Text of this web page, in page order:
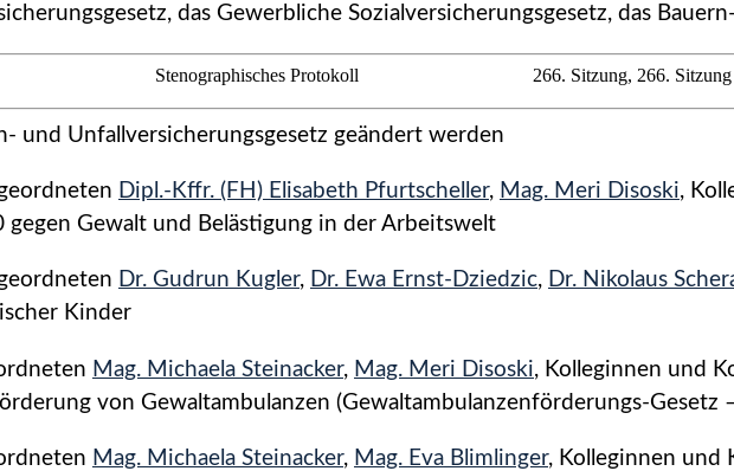
das Gewerbliche Sozialversicherungsgesetz, das Bauern-
Stenographisches Protokoll
266. Sitzung, 266.
und Unfallversicherungs­gesetz geändert werden
Dipl.-Kffr. (FH) Elisabeth Pfurtscheller, Mag. Meri Disoski,
Gewalt und Belästigung in der Arbeitswelt
Dr. Gudrun Kugler, Dr. Ewa Ernst-Dziedzic, Dr. Nikolaus
Kinder
Mag. Michaela Steinacker, Mag. Meri Disoski, Kolleginnen und
von Gewaltambulanzen (Gewaltambulanzenförderungs-Gesetz
Mag. Michaela Steinacker, Mag. Eva Blimlinger, Kolleginnen und